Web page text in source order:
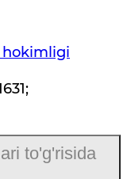
hokimligi
;
to'g'risida